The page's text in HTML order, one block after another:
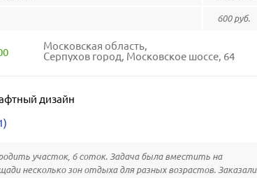
600 руб.
Московская область,
Серпухов город, Московское шоссе, 64
дизайн
участок, 6 соток. Задача была вместить на
несколько зон отдыха для разных возрастов. Заказали